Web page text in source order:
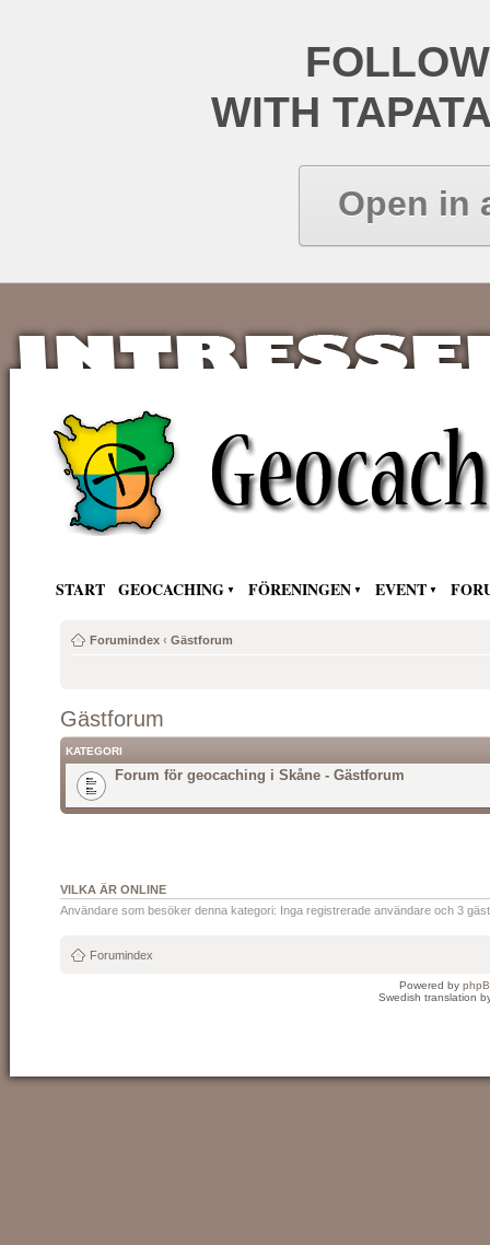
WITH
Open in
START GEOCACHING FÖRENINGEN EVENT
Forumindex ‹ Gästforum
Gästforum
KATEGORI
Forum för geocaching i Skåne - Gästforum
VILKA ÄR ONLINE
Användare som besöker denna kategori: Inga registrerade användare och 3
Forumindex
Powered by
Swedish translation